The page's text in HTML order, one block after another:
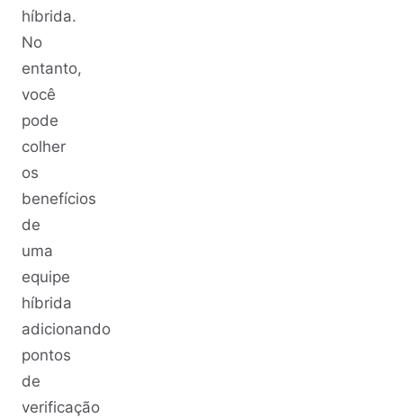
híbrida.
No
entanto,
você
pode
colher
os
benefícios
de
uma
equipe
híbrida
adicionando
pontos
de
verificação